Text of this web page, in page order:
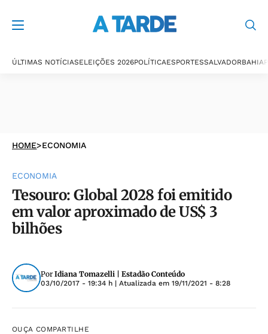
ÚLTIMAS NOTÍCIASELEIÇÕES 2026POLÍTICAESPORTESSALVADORBAHIA
HOME>ECONOMIA
ECONOMIA
Tesouro: Global 2028 foi emitido
em valor aproximado de US$ 3
bilhões
Por Idiana Tomazelli | Estadão Conteúdo
03/10/2017 - 19:34 h | Atualizada em 19/11/2021 - 8:28
OUÇA COMPARTILHE